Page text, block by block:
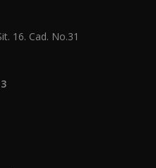
16. Cad. No.31